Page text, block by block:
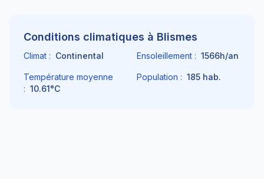
Conditions climatiques à Blismes
Climat : Continental Ensoleillement : 1566h/an
Température moyenne
: 10.61°C
Population : 185 hab.